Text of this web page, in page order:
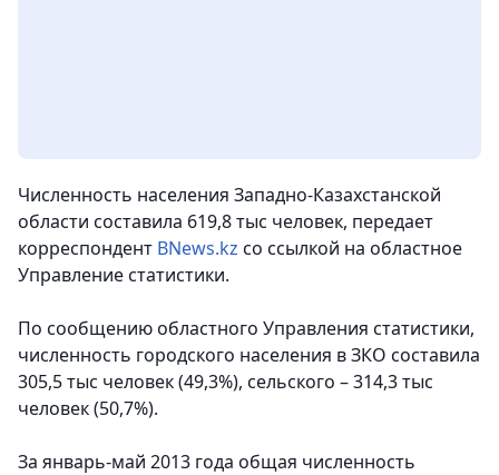
Численность населения Западно-Казахстанской
области составила 619,8 тыс человек, передает
корреспондент BNews.kz со ссылкой на областное
Управление статистики.
По сообщению областного Управления статистики,
численность городского населения в ЗКО составила
305,5 тыс человек (49,3%), сельского – 314,3 тыс
человек (50,7%).
За январь-май 2013 года общая численность